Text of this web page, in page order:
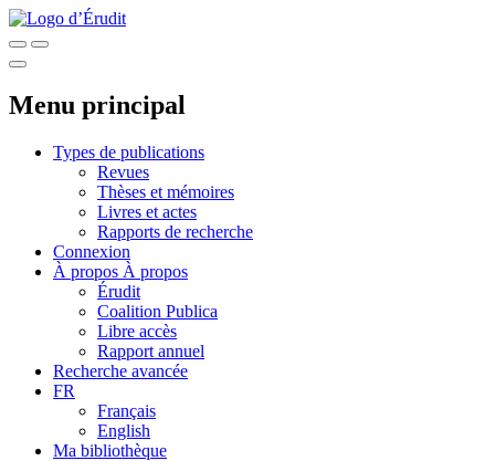
Menu principal
Types de publications
Revues
Thèses et mémoires
Livres et actes
Rapports de recherche
Connexion
À propos À propos
Érudit
Coalition Publica
Libre accès
Rapport annuel
Recherche avancée
FR
Français
English
Ma bibliothèque